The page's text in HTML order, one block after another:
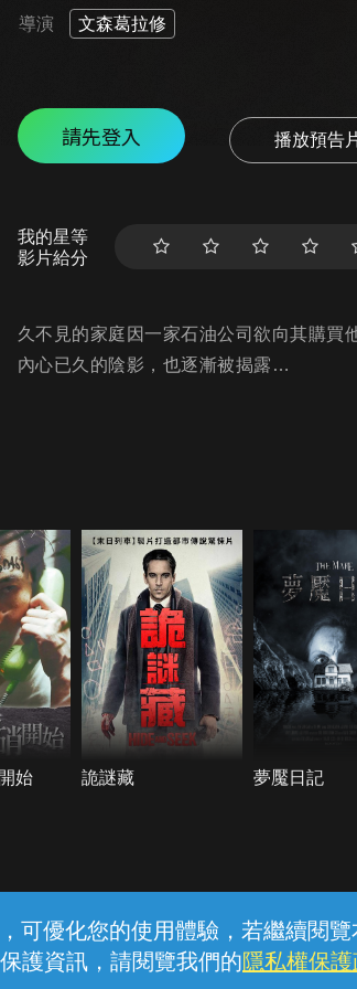
可優化您的使用體驗，若繼續閱
護資訊，請閱覽我們的隱私權保
導演 文森葛拉修
請先登入 播放預告
我的星等
影片給分
久不見的家庭因一家石油公司欲向其購買
內心已久的陰影，也逐漸被揭露…
始 詭謎藏 夢魘日記
線上客服 服務條款 隱
中華電信股份有限公司個人家庭分公司 (統一編號